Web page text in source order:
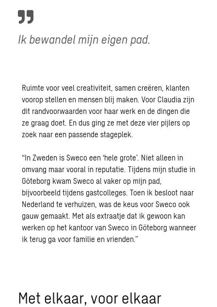
Ik bewandel mijn eigen pad.
Ruimte voor veel creativiteit, samen creëren, klanten
voorop stellen en mensen blij maken. Voor Claudia zijn
dit randvoorwaarden voor haar werk en de dingen die
ze graag doet. En dus ging ze met deze vier pijlers op
zoek naar een passende stageplek.
“In Zweden is Sweco een ‘hele grote’. Niet alleen in
omvang maar vooral in reputatie. Tijdens mijn studie in
Göteborg kwam Sweco al vaker op mijn pad,
bijvoorbeeld tijdens gastcolleges. Toen ik besloot naar
Nederland te verhuizen, was de keus voor Sweco ook
gauw gemaakt. Met als extraatje dat ik gewoon kan
werken op het kantoor van Sweco in Göteborg wanneer
ik terug ga voor familie en vrienden.”
Met elkaar, voor elkaar